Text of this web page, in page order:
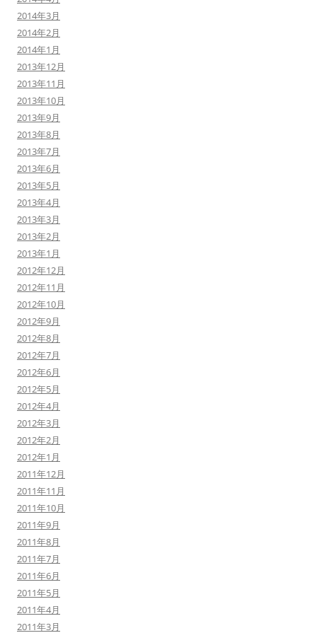
2014年3月
2014年2月
2014年1月
2013年12月
2013年11月
2013年10月
2013年9月
2013年8月
2013年7月
2013年6月
2013年5月
2013年4月
2013年3月
2013年2月
2013年1月
2012年12月
2012年11月
2012年10月
2012年9月
2012年8月
2012年7月
2012年6月
2012年5月
2012年4月
2012年3月
2012年2月
2012年1月
2011年12月
2011年11月
2011年10月
2011年9月
2011年8月
2011年7月
2011年6月
2011年5月
2011年4月
2011年3月